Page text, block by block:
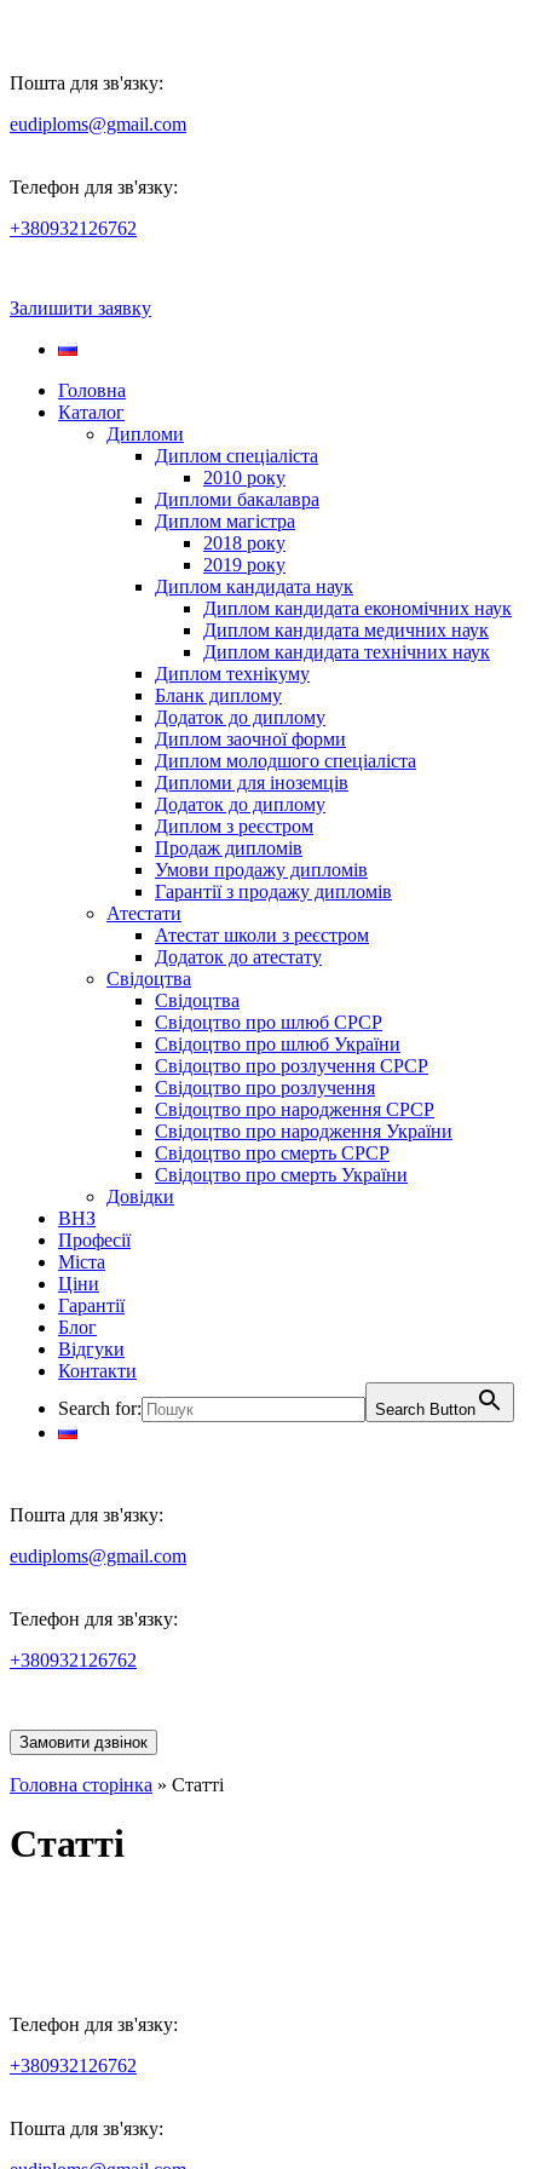
Пошта для зв'язку:
eudiploms@gmail.com
Телефон для зв'язку:
+380932126762
Залишити заявку
Головна
Каталог
Дипломи
Диплом спеціаліста
2010 року
Дипломи бакалавра
Диплом магістра
2018 року
2019 року
Диплом кандидата наук
Диплом кандидата економічних наук
Диплом кандидата медичних наук
Диплом кандидата технічних наук
Диплом технікуму
Бланк диплому
Додаток до диплому
Диплом заочної форми
Диплом молодшого спеціаліста
Дипломи для іноземців
Додаток до диплому
Диплом з реєстром
Продаж дипломів
Умови продажу дипломів
Гарантії з продажу дипломів
Атестати
Атестат школи з реєстром
Додаток до атестату
Свідоцтва
Свідоцтва
Свідоцтво про шлюб СРСР
Свідоцтво про шлюб України
Свідоцтво про розлучення СРСР
Свідоцтво про розлучення
Свідоцтво про народження СРСР
Свідоцтво про народження України
Свідоцтво про смерть СРСР
Свідоцтво про смерть України
Довідки
ВНЗ
Професії
Міста
Ціни
Гарантії
Блог
Відгуки
Контакти
Search for:
Search Button
Пошта для зв'язку:
eudiploms@gmail.com
Телефон для зв'язку:
+380932126762
Замовити дзвінок
Головна сторінка » Статті
Статті
Телефон для зв'язку:
+380932126762
Пошта для зв'язку: